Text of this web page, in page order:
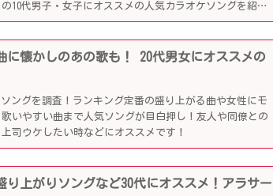
10代男子・女子にオススメの人気カラオケソングを紹介
に懐かしのあの歌も！ 20代男女にオススメの
ングを調査！ランキング定番の盛り上がる曲や女性にモ
いやすい曲まで人気ソングが目白押し！友人や同僚との
司ウケしたい時などにオススメです！
り上がりソングなど30代にオススメ！アラサー